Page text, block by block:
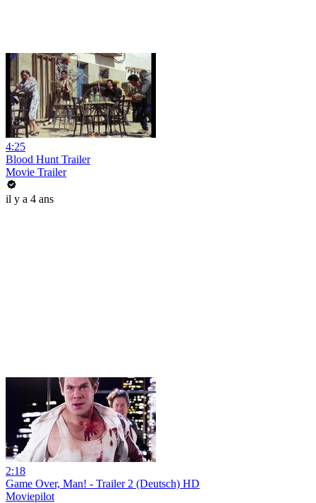
4:25
Blood Hunt Trailer
Movie Trailer
il y a 4 ans
2:18
Game Over, Man! - Trailer 2 (Deutsch) HD
Moviepilot